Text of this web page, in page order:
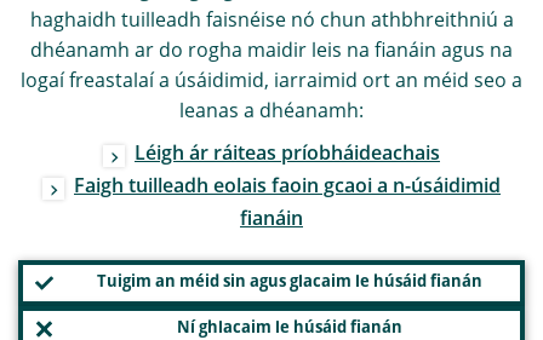
haghaidh tuilleadh faisnéise nó chun athbhreithniú a
dhéanamh ar do rogha maidir leis na fianáin agus na
logaí freastalaí a úsáidimid, iarraimid ort an méid seo a
leanas a dhéanamh:
Léigh ár ráiteas príobháideachais
Faigh tuilleadh eolais faoin gcaoi a n-úsáidimid
fianáin
Tuigim an méid sin agus glacaim le húsáid fianán
Ní ghlacaim le húsáid fianán